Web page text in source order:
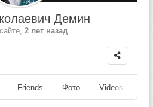
Демин
2 лет назад
Friends Фото Videos